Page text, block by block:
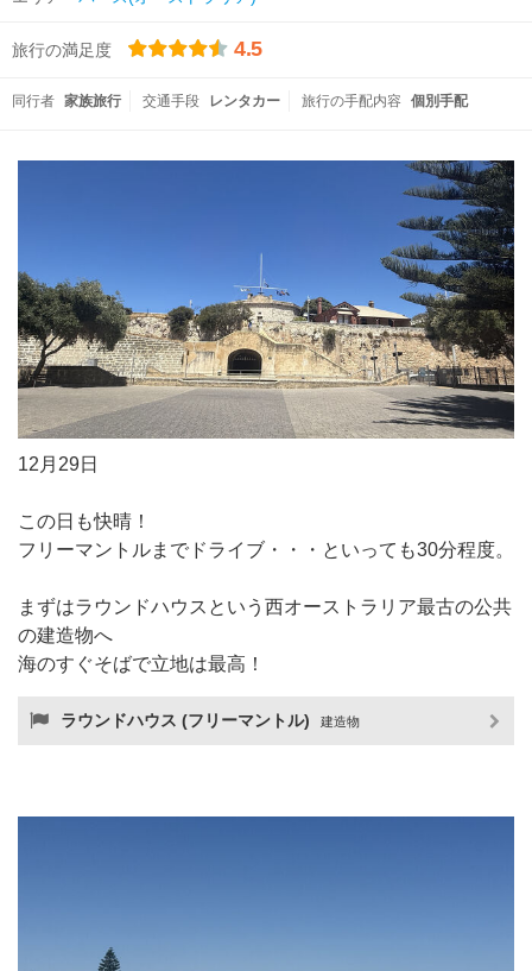
旅行の満足度 4.5
同行者 家族旅行 交通手段 レンタカー 旅行の手配内容 個別手配
12月29日
この日も快晴！
フリーマントルまでドライブ・・・といっても30分程度。
まずはラウンドハウスという西オーストラリア最古の公共
の建造物へ
海のすぐそばで立地は最高！
ラウンドハウス (フリーマントル) 建造物